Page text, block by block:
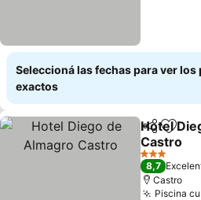
Seleccioná las fechas para ver los
exactos
Compartir
Hotel
Castro
Ver precios
3 Estrellas
8,7
Castro
Piscina